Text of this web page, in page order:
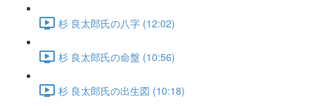
杉 良太郎氏の八字 (12:02)
杉 良太郎氏の命盤 (10:56)
杉 良太郎氏の出生図 (10:18)